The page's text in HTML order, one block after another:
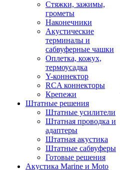
Стяжки, зажимы,
грометы
Наконечники
Акустические
терминалы и
сабвуферные чашки
Оплетка, кожух,
термоусадка
Y-коннектор
RCA коннекторы
Крепежи
Штатные решения
Штатные усилители
Штатная проводка и
адаптеры
Штатная акустика
Штатные сабвуферы
Готовые решения
Акустика Marine и Moto